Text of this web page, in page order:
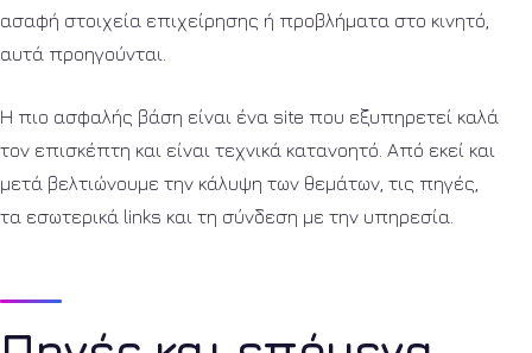
ασαφή στοιχεία επιχείρησης ή προβλήματα στο κινητό,
αυτά προηγούνται.
Η πιο ασφαλής βάση είναι ένα site που εξυπηρετεί καλά
τον επισκέπτη και είναι τεχνικά κατανοητό. Από εκεί και
μετά βελτιώνουμε την κάλυψη των θεμάτων, τις πηγές,
τα εσωτερικά links και τη σύνδεση με την υπηρεσία.